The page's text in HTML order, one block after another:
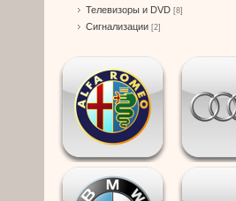
Телевизоры и DVD [8]
Сигнализации [2]